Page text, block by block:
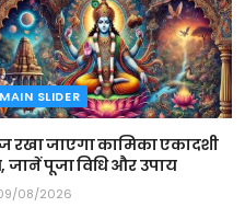
MAIN SLIDER
रखा जाएगा कामिका एकादशी
जानें पूजा विधि और उपाय
08/2026